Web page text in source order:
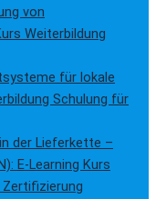
von
Weiterbildung
für lokale
Schulung für
der Lieferkette –
E-Learning Kurs